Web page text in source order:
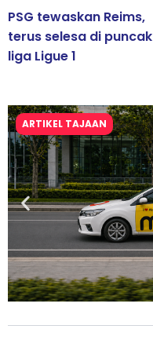
PSG tewaskan Reims,
terus selesa di puncak
liga Ligue 1
ARTIKEL TAJAAN